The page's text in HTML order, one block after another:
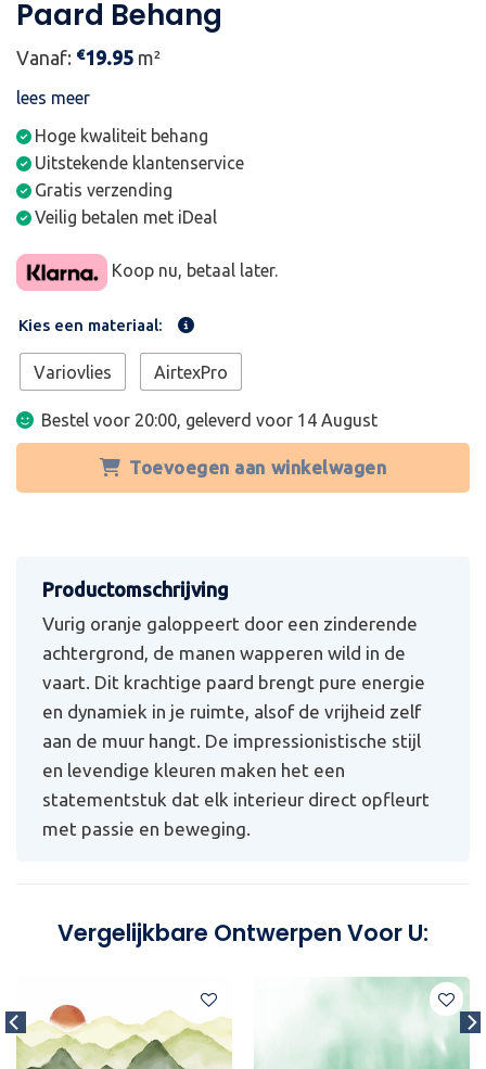
Paard Behang
Vanaf: €19.95 m²
lees meer
Hoge kwaliteit behang
Uitstekende klantenservice
Gratis verzending
Veilig betalen met iDeal
Koop nu, betaal later.
Kies een materiaal:
Variovlies AirtexPro
Bestel voor 20:00, geleverd voor 14 August
Toevoegen aan winkelwagen
Vurig oranje galoppeert door een zinderende
achtergrond, de manen wapperen wild in de
vaart. Dit krachtige paard brengt pure energie
en dynamiek in je ruimte, alsof de vrijheid zelf
aan de muur hangt. De impressionistische stijl
en levendige kleuren maken het een
statementstuk dat elk interieur direct opfleurt
met passie en beweging.
Vergelijkbare Ontwerpen Voor U: